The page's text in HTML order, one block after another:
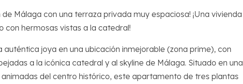
Málaga con una terraza privada muy espaciosa! ¡Una vivienda
con hermosas vistas a la catedral!
auténtica joya en una ubicación inmejorable (zona prime), con
a la icónica catedral y al skyline de Málaga. Situado en una
del centro histórico, este apartamento de tres plantas